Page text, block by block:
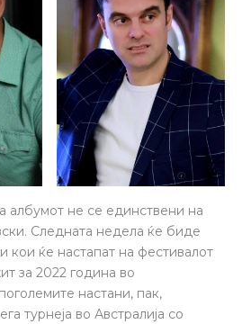
албумот не се единствени на
Следната недела ќе биде
кои ќе настапат на фестивалот
за 2022 година во
настани, пак,
турнеја во Австралија со